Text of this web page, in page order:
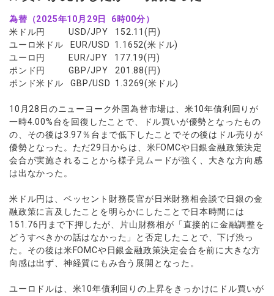
現物株式
ETF
株式CFD
株価指数CFD
エネルギーCFD
貴金属CFD
ソフトコモディティCFD
NEW
バトルCFD
ゼロカットとロスカット
スワップとロールオーバー
入出金方法
レバレッジ
NEW
約定率
取引時間
取引計算シミュレーター
注文執行ポリシー
経済指標・予測カレンダー
休眠口座と凍結口座
口座タイプ
法人のお客様
ゼロ口座
NEW
デモ口座
口座開設フォーム
必要書類
開設方法
プラットフォーム
プラットフォーム
MT5
MT4
cTrader
AXIORYポータル
ツール
MT4/MT5 ヒストリカルデータ
EA(エキスパートアドバイザー)
カスタムインジケーター
ストライク インジケータ
MQLシグナル
NEW
通貨インデックス
パートナー
パートナーシップ・プログラム
イントロデュース・パートナープログラム（IP）
ニュース
ニュースリリース
マーケットニュース
コーポレートニュース
キャンペーン
トレードガイド
会社概要
会社概要
役員紹介
お問合せ
よくあるご質問
日本語
عربى
English
Español
ไทย
Tiếng Việt
口座開設する
法人のお客様は こちら
為替（2025年10月29日 6時00分）
米ドル円 USD/JPY 152.11(円)
ユーロ米ドル EUR/USD 1.1652(米ドル)
ユーロ円 EUR/JPY 177.19(円)
ポンド円 GBP/JPY 201.88(円)
ポンド米ドル GBP/USD 1.3269(米ドル)
10月28日のニューヨーク外国為替市場は、米10年債利回りが
一時4.00%台を回復したことで、ドル買いが優勢となったもの
の、その後は3.97％台まで低下したことでその後はドル売りが
優勢となった。ただ29日からは、米FOMCや日銀金融政策決定
会合が実施されることから様子見ムードが強く、大きな方向感
は出なかった。
米ドル円は、ベッセント財務長官が日米財務相会談で日銀の金
融政策に言及したことを明らかにしたことで日本時間には
151.76円まで下押したが、片山財務相が「直接的に金融調整を
どうすべきかの話はなかった」と否定したことで、下げ渋っ
た。その後は米FOMCや日銀金融政策決定会合を前に大きな方
向感は出ず、神経質にもみ合う展開となった。
ユーロドルは、米10年債利回りの上昇をきっかけにドル買いが